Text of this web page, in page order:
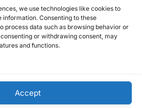
we use technologies like cookies to
Consenting to these
process data such as browsing behavior or
or withdrawing consent, may
and functions.
Accept
Cookiepolicy
Disclaimer
policy
info@affarsstaden.se | Tipsa